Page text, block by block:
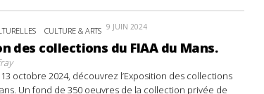
CULTURE & ARTS 9 JUIN 2024
des collections du FIAA du Mans.
octobre 2024, découvrez l’Exposition des collections
Un fond de 350 oeuvres de la collection privée de